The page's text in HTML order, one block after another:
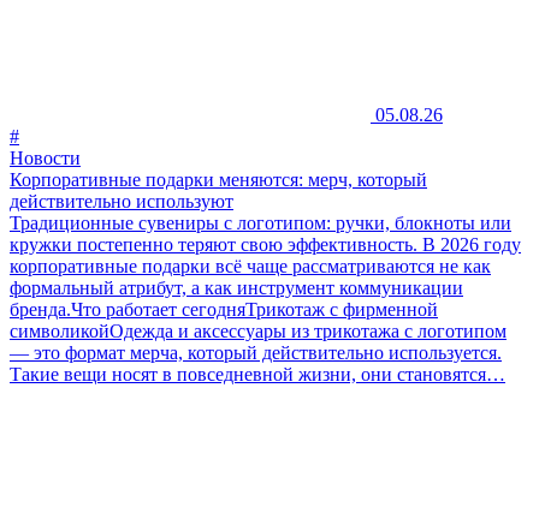
05.08.26
#
Новости
Корпоративные подарки меняются: мерч, который
действительно используют
Традиционные сувениры с логотипом: ручки, блокноты или
кружки постепенно теряют свою эффективность. В 2026 году
корпоративные подарки всё чаще рассматриваются не как
формальный атрибут, а как инструмент коммуникации
бренда.Что работает сегодняТрикотаж с фирменной
символикойОдежда и аксессуары из трикотажа с логотипом
— это формат мерча, который действительно используется.
Такие вещи носят в повседневной жизни, они становятся…